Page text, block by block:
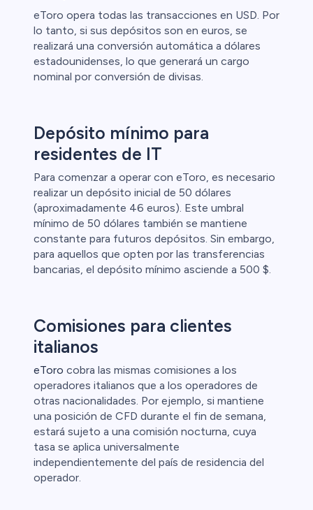
eToro opera todas las transacciones en USD. Por
lo tanto, si sus depósitos son en euros, se
realizará una conversión automática a dólares
estadounidenses, lo que generará un cargo
nominal por conversión de divisas.
Depósito mínimo para
residentes de IT
Para comenzar a operar con eToro, es necesario
realizar un depósito inicial de 50 dólares
(aproximadamente 46 euros). Este umbral
mínimo de 50 dólares también se mantiene
constante para futuros depósitos. Sin embargo,
para aquellos que opten por las transferencias
bancarias, el depósito mínimo asciende a 500 $.
Comisiones para clientes
italianos
eToro cobra las mismas comisiones a los
operadores italianos que a los operadores de
otras nacionalidades. Por ejemplo, si mantiene
una posición de CFD durante el fin de semana,
estará sujeto a una comisión nocturna, cuya
tasa se aplica universalmente
independientemente del país de residencia del
operador.